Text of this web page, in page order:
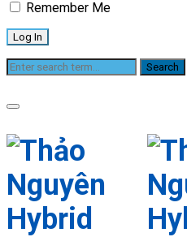
Remember Me
Phục hồi xe